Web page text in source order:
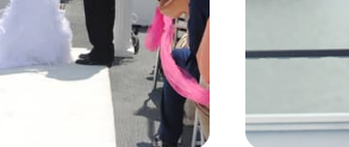
- Experiências da cidade
de Norfolk
Vernon